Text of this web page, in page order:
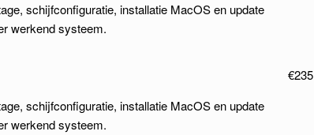
schijfconfiguratie, installatie MacOS en update
werkend systeem.
€235
schijfconfiguratie, installatie MacOS en update
werkend systeem.